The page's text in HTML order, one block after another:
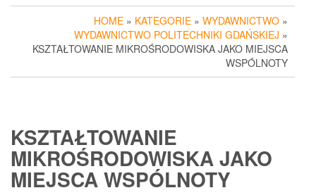
HOME » KATEGORIE » WYDAWNICTWO »
WYDAWNICTWO POLITECHNIKI GDAŃSKIEJ »
KSZTAŁTOWANIE MIKROŚRODOWISKA JAKO MIEJSCA
WSPÓLNOTY
KSZTAŁTOWANIE
MIKROŚRODOWISKA JAKO
MIEJSCA WSPÓLNOTY